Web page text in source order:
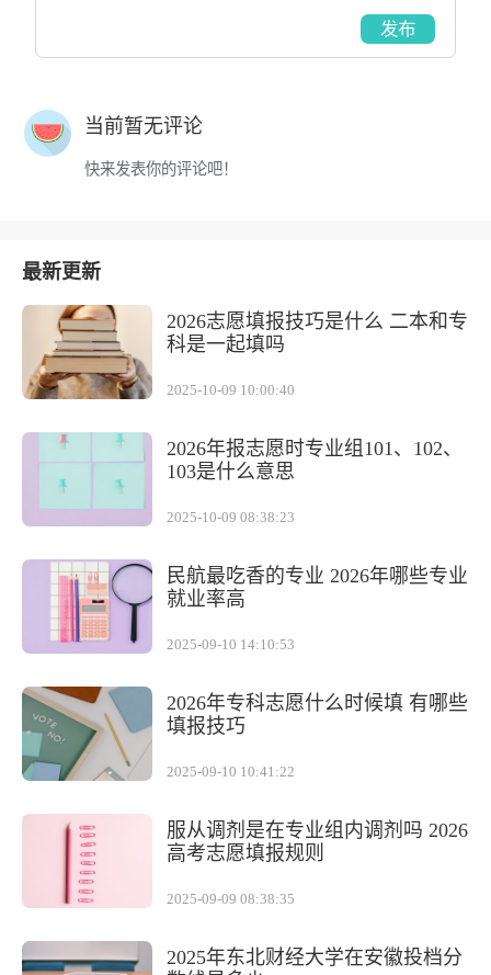
发布
当前暂无评论
快来发表你的评论吧！
最新更新
2026志愿填报技巧是什么 二本和专
科是一起填吗
2025-10-09 10:00:40
2026年报志愿时专业组101、102、
103是什么意思
2025-10-09 08:38:23
民航最吃香的专业 2026年哪些专业
就业率高
2025-09-10 14:10:53
2026年专科志愿什么时候填 有哪些
填报技巧
2025-09-10 10:41:22
服从调剂是在专业组内调剂吗 2026
高考志愿填报规则
2025-09-09 08:38:35
2025年东北财经大学在安徽投档分